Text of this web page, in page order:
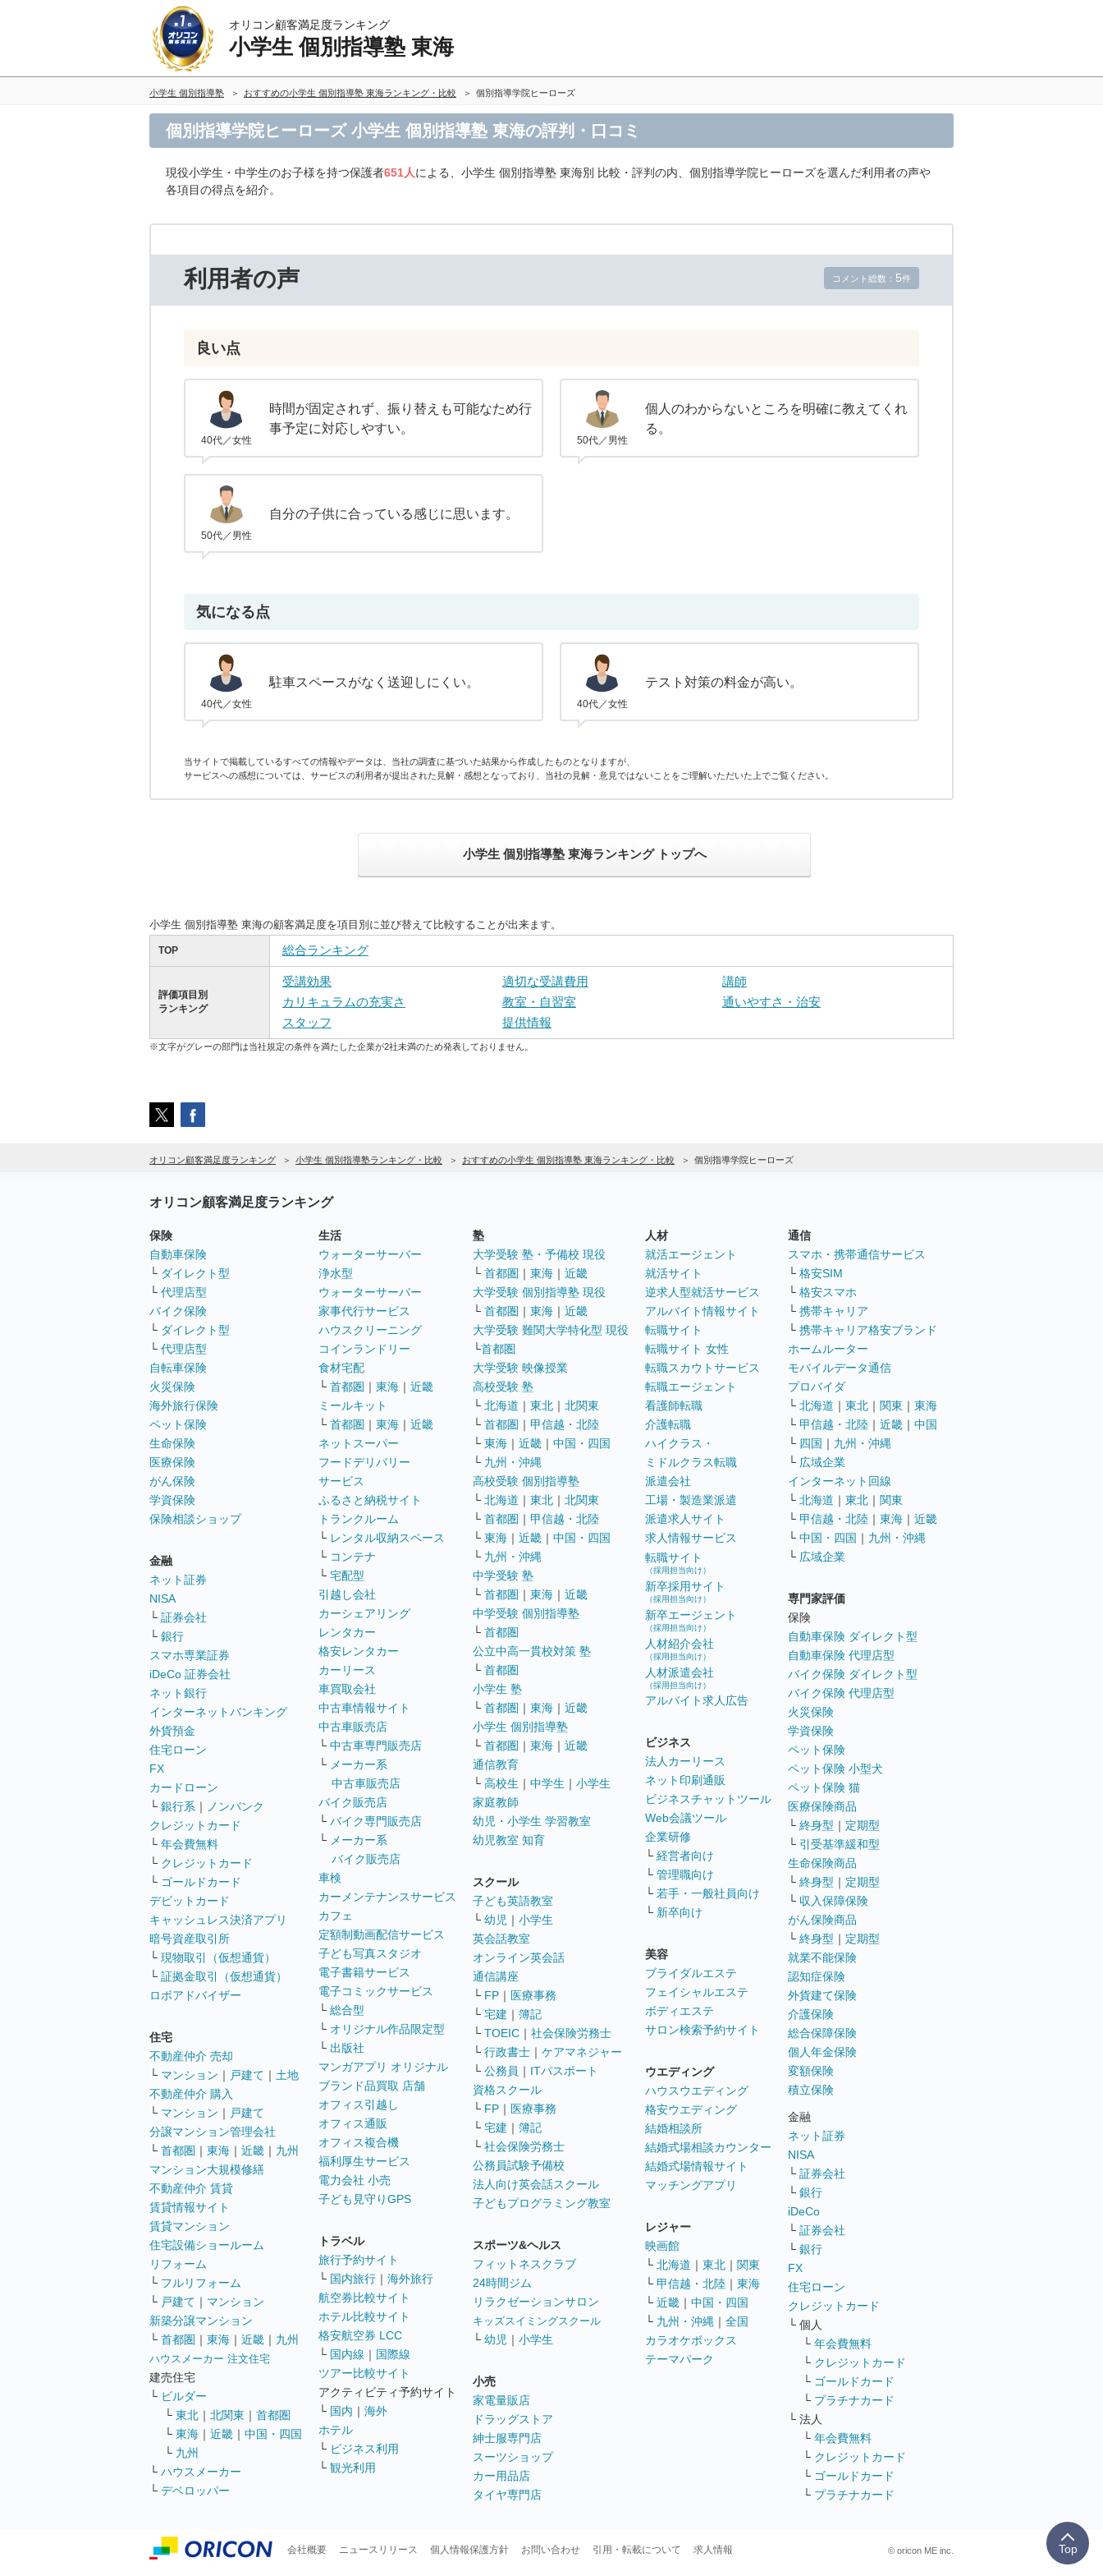
オリコン顧客満足度ランキング
小学生 個別指導塾 東海
小学生 個別指導塾 おすすめの小学生 個別指導塾 東海ランキング・比較 個別指導学院ヒーローズ
個別指導学院ヒーローズ 小学生 個別指導塾 東海の評判・口コミ
現役小学生・中学生のお子様を持つ保護者651人による、小学生 個別指導塾 東海別 比較・評判の内、個別指導学院ヒーローズを選んだ利用者の声や
各項目の得点を紹介。
利用者の声 コメント総数： 5件
良い点
40代／女性
時間が固定されず、振り替えも可能なため行
事予定に対応しやすい。
50代／男性
個人のわからないところを明確に教えてくれ
る。
50代／男性
自分の子供に合っている感じに思います。
気になる点
40代／女性
駐車スペースがなく送迎しにくい。
40代／女性
テスト対策の料金が高い。
当サイトで掲載しているすべての情報やデータは、当社の調査に基づいた結果から作成したものとなりますが、
サービスへの感想については、サービスの利用者が提出された見解・感想となっており、当社の見解・意見ではないことをご理解いただいた上でご覧ください。
小学生 個別指導塾 東海ランキング トップへ
小学生 個別指導塾 東海の顧客満足度を項目別に並び替えて比較することが出来ます。
TOP 総合ランキング
評価項目別
ランキング
受講効果 適切な受講費用
講師
カリキュラムの充実さ
教室・自習室
通いやすさ・治安
スタッフ
提供情報
※文字がグレーの部門は当社規定の条件を満たした企業が2社未満のため発表しておりません。
オリコン顧客満足度ランキング 小学生 個別指導塾ランキング・比較 おすすめの小学生 個別指導塾 東海ランキング・比較 個別指導学院ヒーローズ
オリコン顧客満足度ランキング
保険
自動車保険
└ ダイレクト型
└ 代理店型
バイク保険
└ ダイレクト型
└ 代理店型
自転車保険
火災保険
海外旅行保険
ペット保険
生命保険
医療保険
がん保険
学資保険
保険相談ショップ
金融
ネット証券
NISA
└ 証券会社
└ 銀行
スマホ専業証券
iDeCo 証券会社
ネット銀行
インターネットバンキング
外貨預金
住宅ローン
FX
カードローン
└ 銀行系 ｜
ノンバンク
クレジットカード
└ 年会費無料
└ クレジットカード
└ ゴールドカード
デビットカード
キャッシュレス決済アプリ
暗号資産取引所
└ 現物取引（仮想通貨）
└ 証拠金取引（仮想通貨）
ロボアドバイザー
住宅
不動産仲介 売却
└ マンション ｜ 戸建て ｜ 土地
不動産仲介 購入
└ マンション ｜ 戸建て
分譲マンション管理会社
└ 首都圏 ｜ 東海 ｜ 近畿 ｜ 九州
マンション大規模修繕
不動産仲介 賃貸
賃貸情報サイト
賃貸マンション
住宅設備ショールーム
リフォーム
└ フルリフォーム
└ 戸建て ｜ マンション
新築分譲マンション
└ 首都圏 ｜ 東海 ｜ 近畿 ｜ 九州
ハウスメーカー 注文住宅
建売住宅
└ ビルダー
└ 東北 ｜ 北関東 ｜ 首都圏
└ 東海 ｜ 近畿 ｜ 中国・四国
└ 九州
└ ハウスメーカー
└ デベロッパー
生活
ウォーターサーバー
浄水型
ウォーターサーバー
家事代行サービス
ハウスクリーニング
コインランドリー
食材宅配
└ 首都圏 ｜ 東海 ｜ 近畿
ミールキット
└ 首都圏 ｜ 東海 ｜ 近畿
ネットスーパー
フードデリバリー
サービス
ふるさと納税サイト
トランクルーム
└ レンタル収納スペース
└ コンテナ
└ 宅配型
引越し会社
カーシェアリング
レンタカー
格安レンタカー
カーリース
車買取会社
中古車情報サイト
中古車販売店
└ 中古車専門販売店
└ メーカー系
中古車販売店
バイク販売店
└ バイク専門販売店
└ メーカー系
バイク販売店
車検
カーメンテナンスサービス
カフェ
定額制動画配信サービス
子ども写真スタジオ
電子書籍サービス
電子コミックサービス
└ 総合型
└ オリジナル作品限定型
└ 出版社
マンガアプリ オリジナル
ブランド品買取 店舗
オフィス引越し
オフィス通販
オフィス複合機
福利厚生サービス
電力会社 小売
子ども見守りGPS
トラベル
旅行予約サイト
└ 国内旅行 ｜ 海外旅行
航空券比較サイト
ホテル比較サイト
格安航空券 LCC
└ 国内線 ｜ 国際線
ツアー比較サイト
アクティビティ予約サイト
└ 国内 ｜ 海外
ホテル
└ ビジネス利用
└ 観光利用
塾
大学受験 塾・予備校 現役
└ 首都圏 ｜ 東海 ｜ 近畿
大学受験 個別指導塾 現役
└ 首都圏 ｜ 東海 ｜ 近畿
大学受験 難関大学特化型 現役
└首都圏
大学受験 映像授業
高校受験 塾
└ 北海道 ｜ 東北 ｜ 北関東
└ 首都圏 ｜ 甲信越・北陸
└ 東海 ｜ 近畿 ｜ 中国・四国
└ 九州・沖縄
高校受験 個別指導塾
└ 北海道 ｜ 東北 ｜ 北関東
└ 首都圏 ｜ 甲信越・北陸
└ 東海 ｜ 近畿 ｜ 中国・四国
└ 九州・沖縄
中学受験 塾
└ 首都圏 ｜ 東海 ｜ 近畿
中学受験 個別指導塾
└ 首都圏
公立中高一貫校対策 塾
└ 首都圏
小学生 塾
└ 首都圏 ｜ 東海 ｜ 近畿
小学生 個別指導塾
└ 首都圏 ｜ 東海 ｜ 近畿
通信教育
└ 高校生 ｜ 中学生 ｜ 小学生
家庭教師
幼児・小学生 学習教室
幼児教室 知育
スクール
子ども英語教室
└ 幼児 ｜ 小学生
英会話教室
オンライン英会話
通信講座
└ FP ｜ 医療事務
└ 宅建 ｜ 簿記
└ TOEIC ｜ 社会保険労務士
└ 行政書士 ｜ ケアマネジャー
└ 公務員 ｜ ITパスポート
資格スクール
└ FP ｜ 医療事務
└ 宅建 ｜ 簿記
└ 社会保険労務士
公務員試験予備校
法人向け英会話スクール
子どもプログラミング教室
スポーツ&ヘルス
フィットネスクラブ
24時間ジム
リラクゼーションサロン
キッズスイミングスクール
└ 幼児 ｜ 小学生
小売
家電量販店
ドラッグストア
紳士服専門店
スーツショップ
カー用品店
タイヤ専門店
人材
就活エージェント
就活サイト
逆求人型就活サービス
アルバイト情報サイト
転職サイト
転職サイト 女性
転職スカウトサービス
転職エージェント
看護師転職
介護転職
ハイクラス・
ミドルクラス転職
派遣会社
工場・製造業派遣
派遣求人サイト
求人情報サービス
転職サイト
（採用担当向け）
新卒採用サイト
（採用担当向け）
新卒エージェント
（採用担当向け）
人材紹介会社
（採用担当向け）
人材派遣会社
（採用担当向け）
アルバイト求人広告
ビジネス
法人カーリース
ネット印刷通販
ビジネスチャットツール
Web会議ツール
企業研修
└ 経営者向け
└ 管理職向け
└ 若手・一般社員向け
└ 新卒向け
美容
ブライダルエステ
フェイシャルエステ
ボディエステ
サロン検索予約サイト
ウエディング
ハウスウエディング
格安ウエディング
結婚相談所
結婚式場相談カウンター
結婚式場情報サイト
マッチングアプリ
レジャー
映画館
└ 北海道 ｜ 東北 ｜ 関東
└ 甲信越・北陸 ｜ 東海
└ 近畿 ｜ 中国・四国
└ 九州・沖縄 ｜ 全国
カラオケボックス
テーマパーク
通信
スマホ・携帯通信サービス
└ 格安SIM
└ 格安スマホ
└ 携帯キャリア
└ 携帯キャリア格安ブランド
ホームルーター
モバイルデータ通信
プロバイダ
└ 北海道 ｜ 東北 ｜ 関東 ｜ 東海
└ 甲信越・北陸 ｜ 近畿 ｜ 中国
└ 四国 ｜ 九州・沖縄
└ 広域企業
インターネット回線
└ 北海道 ｜ 東北 ｜ 関東
└ 甲信越・北陸 ｜ 東海 ｜ 近畿
└ 中国・四国 ｜ 九州・沖縄
└ 広域企業
専門家評価
保険
自動車保険 ダイレクト型
自動車保険 代理店型
バイク保険 ダイレクト型
バイク保険 代理店型
火災保険
学資保険
ペット保険
ペット保険 小型犬
ペット保険 猫
医療保険商品
└ 終身型 ｜ 定期型
└ 引受基準緩和型
生命保険商品
└ 終身型 ｜ 定期型
└ 収入保障保険
がん保険商品
└ 終身型 ｜ 定期型
就業不能保険
認知症保険
外貨建て保険
介護保険
総合保障保険
個人年金保険
変額保険
積立保険
金融
ネット証券
NISA
└ 証券会社
└ 銀行
iDeCo
└ 証券会社
└ 銀行
FX
住宅ローン
クレジットカード
└ 個人
└ 年会費無料
└ クレジットカード
└ ゴールドカード
└ プラチナカード
└ 法人
└ 年会費無料
└ クレジットカード
└ ゴールドカード
└ プラチナカード
会社概要 ニュースリリース 個人情報保護方針 お問い合わせ 引用・転載について 求人情報 © oricon ME inc. Top